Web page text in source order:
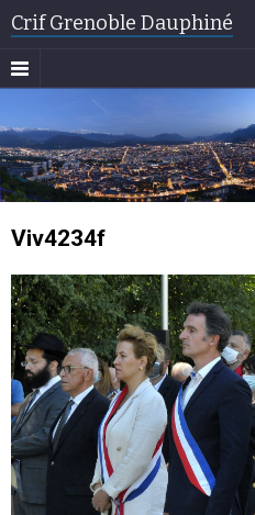
Crif Grenoble Dauphiné
Viv4234f